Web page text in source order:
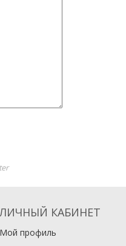
ЛИЧНЫЙ КАБИНЕТ
Мой профиль